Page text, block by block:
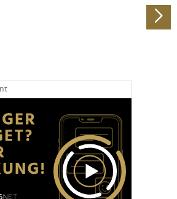
Informationen möglicherweise mit
die Sie ihnen bereitgestellt